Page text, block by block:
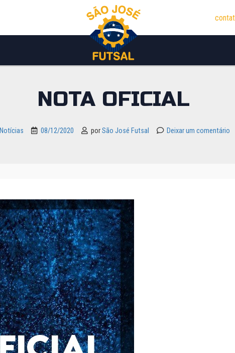
NOTA OFICIAL
Notícias 08/12/2020 porSão José Futsal Deixar um comentário